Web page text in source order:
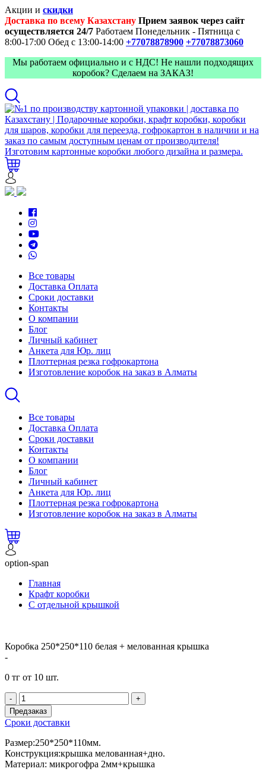
Акции и скидки
Доставка по всему Казахстану Прием заявок через сайт
осуществляется 24/7 Работаем Понедельник - Пятница с
8:00-17:00 Обед с 13:00-14:00 +77078878900 +77078873060
Мы работаем официально и с НДС! Не нашли подходящих
коробок? Сделаем на ЗАКАЗ!
Все товары
Доставка Оплата
Сроки доставки
Контакты
О компании
Блог
Личный кабинет
Анкета для Юр. лиц
Плоттерная резка гофрокартона
Изготовление коробок на заказ в Алматы
Все товары
Доставка Оплата
Сроки доставки
Контакты
О компании
Блог
Личный кабинет
Анкета для Юр. лиц
Плоттерная резка гофрокартона
Изготовление коробок на заказ в Алматы
option-span
Главная
Крафт коробки
С отдельной крышкой
Коробка 250*250*110 белая + мелованная крышка
-
0 тг от 10 шт.
-
+
Предзаказ
Сроки доставки
Размер:250*250*110мм.
Конструкция:крышка мелованная+дно.
Материал: микрогофра 2мм+крышка